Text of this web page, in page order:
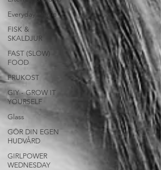
Everyday Magic
FISK &
SKALDJUR
FAST (SLOW)
FOOD
FRUKOST
GIY - GROW IT
YOURSELF
Glass
GÖR DIN EGEN
HUDVÅRD
GIRLPOWER
WEDNESDAY